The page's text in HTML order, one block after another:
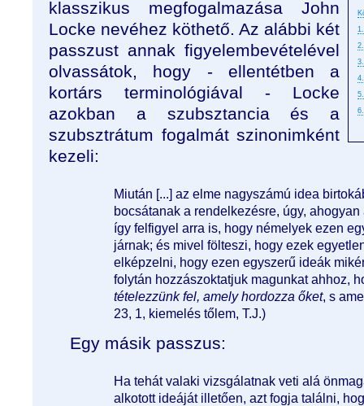
klasszikus megfogalmazása John
Locke nevéhez köthető. Az alábbi két
passzust annak figyelembevételével
olvassátok, hogy - ellentétben a
kortárs terminológiával - Locke
azokban a szubsztancia és a
szubsztrátum fogalmát szinonimként
kezeli:
Miután [...] az elme nagyszámú idea
bocsátanak a rendelkezésre, úgy,
így felfigyel arra is, hogy némelyek ezen
járnak; és mivel fölteszi, hogy ezek
elképzelni, hogy ezen egyszerű ideák
folytán hozzászoktatjuk magunkat ahhoz,
tételezzünk fel, amely hordozza őket, s
23, 1, kiemelés tőlem, T.J.)
Egy másik passzus:
Ha tehát valaki vizsgálatnak veti alá
alkotott ideáját illetően, azt fogja találni,